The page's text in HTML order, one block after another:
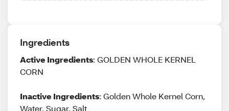
Ingredients
Active Ingredients: GOLDEN WHOLE KERNEL
CORN
Inactive Ingredients: Golden Whole Kernel Corn,
Water, Sugar, Salt